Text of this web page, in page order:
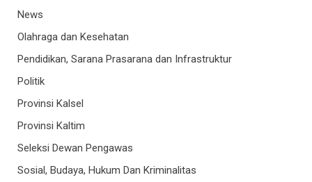
News
Olahraga dan Kesehatan
Pendidikan, Sarana Prasarana dan Infrastruktur
Politik
Provinsi Kalsel
Provinsi Kaltim
Seleksi Dewan Pengawas
Sosial, Budaya, Hukum Dan Kriminalitas